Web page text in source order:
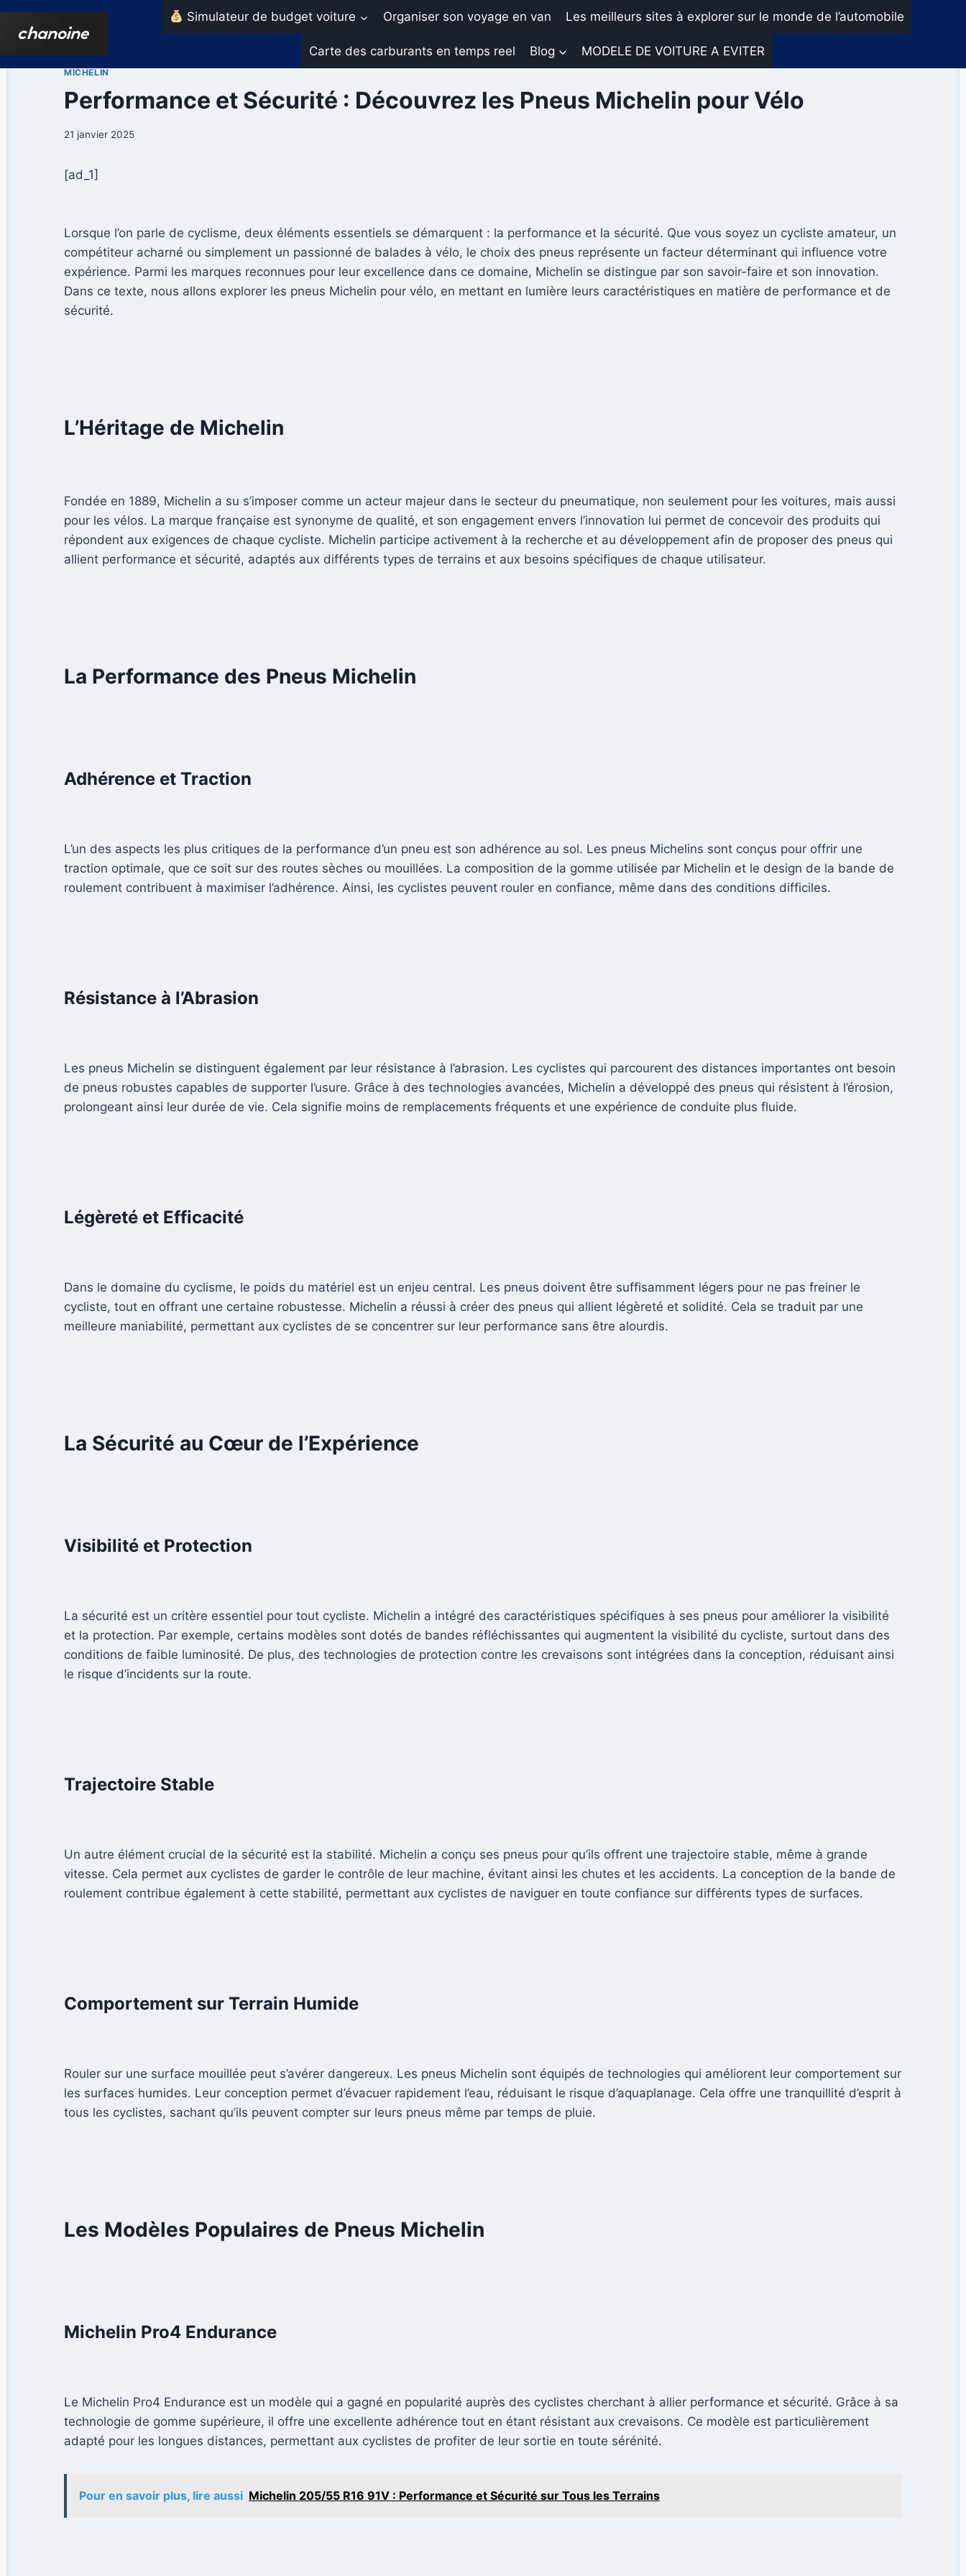
Aller
Simulateur de budget voiture Organiser son voyage en van Les meilleurs sites à explorer sur le monde de l’automobile
Carte des carburants en temps reel Blog MODELE DE VOITURE A EVITER
MICHELIN
Performance et Sécurité : Découvrez les Pneus Michelin pour Vélo
21 janvier 2025
[ad_1]
Lorsque l’on parle de cyclisme, deux éléments essentiels se démarquent : la performance et la sécurité. Que vous soyez un cycliste amateur, un
compétiteur acharné ou simplement un passionné de balades à vélo, le choix des pneus représente un facteur déterminant qui influence votre
expérience. Parmi les marques reconnues pour leur excellence dans ce domaine, Michelin se distingue par son savoir-faire et son innovation.
Dans ce texte, nous allons explorer les pneus Michelin pour vélo, en mettant en lumière leurs caractéristiques en matière de performance et de
sécurité.
L’Héritage de Michelin
Fondée en 1889, Michelin a su s’imposer comme un acteur majeur dans le secteur du pneumatique, non seulement pour les voitures, mais aussi
pour les vélos. La marque française est synonyme de qualité, et son engagement envers l’innovation lui permet de concevoir des produits qui
répondent aux exigences de chaque cycliste. Michelin participe activement à la recherche et au développement afin de proposer des pneus qui
allient performance et sécurité, adaptés aux différents types de terrains et aux besoins spécifiques de chaque utilisateur.
La Performance des Pneus Michelin
Adhérence et Traction
L’un des aspects les plus critiques de la performance d’un pneu est son adhérence au sol. Les pneus Michelins sont conçus pour offrir une
traction optimale, que ce soit sur des routes sèches ou mouillées. La composition de la gomme utilisée par Michelin et le design de la bande de
roulement contribuent à maximiser l’adhérence. Ainsi, les cyclistes peuvent rouler en confiance, même dans des conditions difficiles.
Résistance à l’Abrasion
Les pneus Michelin se distinguent également par leur résistance à l’abrasion. Les cyclistes qui parcourent des distances importantes ont besoin
de pneus robustes capables de supporter l’usure. Grâce à des technologies avancées, Michelin a développé des pneus qui résistent à l’érosion,
prolongeant ainsi leur durée de vie. Cela signifie moins de remplacements fréquents et une expérience de conduite plus fluide.
Légèreté et Efficacité
Dans le domaine du cyclisme, le poids du matériel est un enjeu central. Les pneus doivent être suffisamment légers pour ne pas freiner le
cycliste, tout en offrant une certaine robustesse. Michelin a réussi à créer des pneus qui allient légèreté et solidité. Cela se traduit par une
meilleure maniabilité, permettant aux cyclistes de se concentrer sur leur performance sans être alourdis.
La Sécurité au Cœur de l’Expérience
Visibilité et Protection
La sécurité est un critère essentiel pour tout cycliste. Michelin a intégré des caractéristiques spécifiques à ses pneus pour améliorer la visibilité
et la protection. Par exemple, certains modèles sont dotés de bandes réfléchissantes qui augmentent la visibilité du cycliste, surtout dans des
conditions de faible luminosité. De plus, des technologies de protection contre les crevaisons sont intégrées dans la conception, réduisant ainsi
le risque d’incidents sur la route.
Trajectoire Stable
Un autre élément crucial de la sécurité est la stabilité. Michelin a conçu ses pneus pour qu’ils offrent une trajectoire stable, même à grande
vitesse. Cela permet aux cyclistes de garder le contrôle de leur machine, évitant ainsi les chutes et les accidents. La conception de la bande de
roulement contribue également à cette stabilité, permettant aux cyclistes de naviguer en toute confiance sur différents types de surfaces.
Comportement sur Terrain Humide
Rouler sur une surface mouillée peut s’avérer dangereux. Les pneus Michelin sont équipés de technologies qui améliorent leur comportement sur
les surfaces humides. Leur conception permet d’évacuer rapidement l’eau, réduisant le risque d’aquaplanage. Cela offre une tranquillité d’esprit à
tous les cyclistes, sachant qu’ils peuvent compter sur leurs pneus même par temps de pluie.
Les Modèles Populaires de Pneus Michelin
Michelin Pro4 Endurance
Le Michelin Pro4 Endurance est un modèle qui a gagné en popularité auprès des cyclistes cherchant à allier performance et sécurité. Grâce à sa
technologie de gomme supérieure, il offre une excellente adhérence tout en étant résistant aux crevaisons. Ce modèle est particulièrement
adapté pour les longues distances, permettant aux cyclistes de profiter de leur sortie en toute sérénité.
Pour en savoir plus, lire aussi Michelin 205/55 R16 91V : Performance et Sécurité sur Tous les Terrains